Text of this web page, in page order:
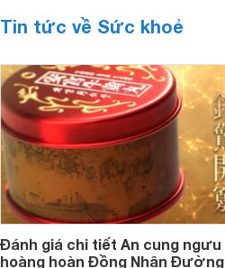
Tin tức về Sức khoẻ
Đánh giá chi tiết An cung ngưu
hoàng hoàn Đồng Nhân Đường